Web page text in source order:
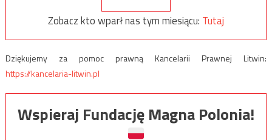
Zobacz kto wparł nas tym miesiącu: Tutaj
Dziękujemy za pomoc prawną Kancelarii Prawnej Litwin:
https://kancelaria-litwin.pl
Wspieraj Fundację Magna Polonia!